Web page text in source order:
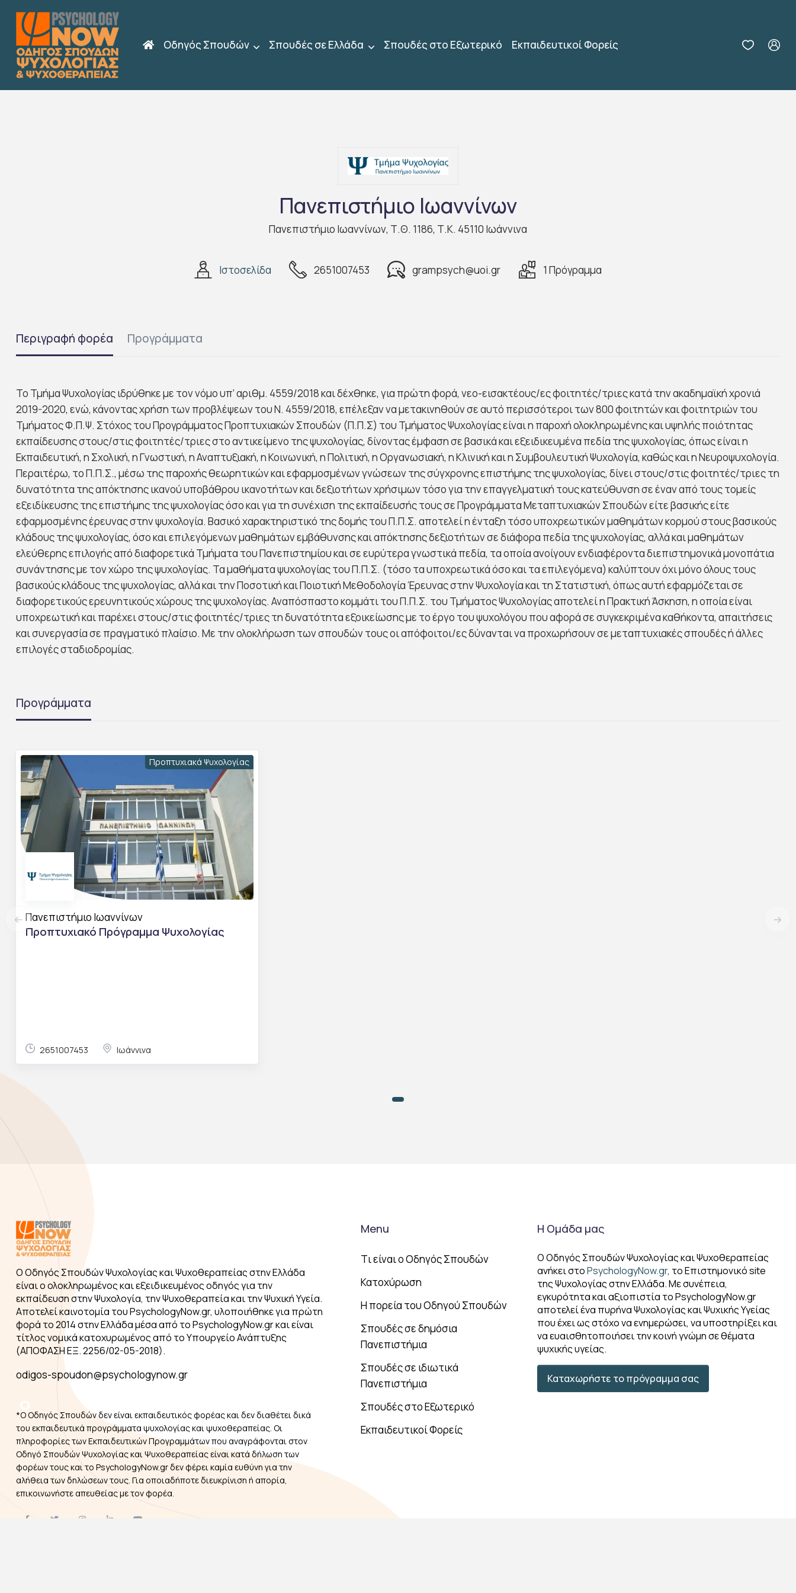
Οδηγός Σπουδών Σπουδές σε Ελλάδα Σπουδές στο Εξωτερικό Εκπαιδευτικοί Φορείς
Πανεπιστήμιο Ιωαννίνων
Πανεπιστήμιο Ιωαννίνων, Τ.Θ. 1186, Τ.Κ. 45110 Ιωάννινα
Ιστοσελίδα 2651007453 grampsych@uoi.gr 1 Πρόγραμμα
Περιγραφή φορέα Προγράμματα
Το Τμήμα Ψυχολογίας ιδρύθηκε με τον νόμο υπ’ αριθμ. 4559/2018 και δέχθηκε, για πρώτη φορά, νεο-εισακτέους/ες φοιτητές/τριες κατά την ακαδημαϊκή χρονιά
2019-2020, ενώ, κάνοντας χρήση των προβλέψεων του Ν. 4559/2018, επέλεξαν να μετακινηθούν σε αυτό περισσότεροι των 800 φοιτητών και φοιτητριών του
Τμήματος Φ.Π.Ψ. Στόχος του Προγράμματος Προπτυχιακών Σπουδών (Π.Π.Σ) του Τμήματος Ψυχολογίας είναι η παροχή ολοκληρωμένης και υψηλής ποιότητας
εκπαίδευσης στους/στις φοιτητές/τριες στο αντικείμενο της ψυχολογίας, δίνοντας έμφαση σε βασικά και εξειδικευμένα πεδία της ψυχολογίας, όπως είναι η
Εκπαιδευτική, η Σχολική, η Γνωστική, η Αναπτυξιακή, η Κοινωνική, η Πολιτική, η Οργανωσιακή, η Κλινική και η Συμβουλευτική Ψυχολογία, καθώς και η Νευροψυχολογία.
Περαιτέρω, το Π.Π.Σ., μέσω της παροχής θεωρητικών και εφαρμοσμένων γνώσεων της σύγχρονης επιστήμης της ψυχολογίας, δίνει στους/στις φοιτητές/τριες τη
δυνατότητα της απόκτησης ικανού υποβάθρου ικανοτήτων και δεξιοτήτων χρήσιμων τόσο για την επαγγελματική τους κατεύθυνση σε έναν από τους τομείς
εξειδίκευσης της επιστήμης της ψυχολογίας όσο και για τη συνέχιση της εκπαίδευσής τους σε Προγράμματα Μεταπτυχιακών Σπουδών είτε βασικής είτε
εφαρμοσμένης έρευνας στην ψυχολογία. Βασικό χαρακτηριστικό της δομής του Π.Π.Σ. αποτελεί η ένταξη τόσο υποχρεωτικών μαθημάτων κορμού στους βασικούς
κλάδους της ψυχολογίας, όσο και επιλεγόμενων μαθημάτων εμβάθυνσης και απόκτησης δεξιοτήτων σε διάφορα πεδία της ψυχολογίας, αλλά και μαθημάτων
ελεύθερης επιλογής από διαφορετικά Τμήματα του Πανεπιστημίου και σε ευρύτερα γνωστικά πεδία, τα οποία ανοίγουν ενδιαφέροντα διεπιστημονικά μονοπάτια
συνάντησης με τον χώρο της ψυχολογίας. Τα μαθήματα ψυχολογίας του Π.Π.Σ. (τόσο τα υποχρεωτικά όσο και τα επιλεγόμενα) καλύπτουν όχι μόνο όλους τους
βασικούς κλάδους της ψυχολογίας, αλλά και την Ποσοτική και Ποιοτική Μεθοδολογία Έρευνας στην Ψυχολογία και τη Στατιστική, όπως αυτή εφαρμόζεται σε
διαφορετικούς ερευνητικούς χώρους της ψυχολογίας. Αναπόσπαστο κομμάτι του Π.Π.Σ. του Τμήματος Ψυχολογίας αποτελεί η Πρακτική Άσκηση, η οποία είναι
υποχρεωτική και παρέχει στους/στις φοιτητές/τριες τη δυνατότητα εξοικείωσης με το έργο του ψυχολόγου που αφορά σε συγκεκριμένα καθήκοντα, απαιτήσεις
και συνεργασία σε πραγματικό πλαίσιο. Με την ολοκλήρωση των σπουδών τους οι απόφοιτοι/ες δύνανται να προχωρήσουν σε μεταπτυχιακές σπουδές ή άλλες
επιλογές σταδιοδρομίας.
Προγράμματα
Προπτυχιακά Ψυχολογίας
Πανεπιστήμιο Ιωαννίνων
Προπτυχιακό Πρόγραμμα Ψυχολογίας
2651007453 Ιωάννινα
Ο Οδηγός Σπουδών Ψυχολογίας και Ψυχοθεραπείας στην Ελλάδα
είναι ο ολοκληρωμένος και εξειδικευμένος οδηγός για την
εκπαίδευση στην Ψυχολογία, την Ψυχοθεραπεία και την Ψυχική Υγεία.
Αποτελεί καινοτομία του PsychologyNow.gr, υλοποιήθηκε για πρώτη
φορά το 2014 στην Ελλάδα μέσα από το PsychologyNow.gr και είναι
τίτλος νομικά κατοχυρωμένος από το Υπουργείο Ανάπτυξης
(ΑΠΟΦΑΣΗ ΕΞ. 2256/02-05-2018).
odigos-spoudon@psychologynow.gr
*Ο Οδηγός Σπουδών δεν είναι εκπαιδευτικός φορέας και δεν διαθέτει δικά
του εκπαιδευτικά προγράμματα ψυχολογίας και ψυχοθεραπείας. Οι
πληροφορίες των Εκπαιδευτικών Προγραμμάτων που αναγράφονται στον
Οδηγό Σπουδών Ψυχολογίας και Ψυχοθεραπείας είναι κατά δήλωση των
φορέων τους και το PsychologyNow.gr δεν φέρει καμία ευθύνη για την
αλήθεια των δηλώσεων τους. Για οποιαδήποτε διευκρίνιση ή απορία,
επικοινωνήστε απευθείας με τον φορέα.
Menu
Tι είναι ο Οδηγός Σπουδών
Κατοχύρωση
Η πορεία του Οδηγού Σπουδών
Σπουδές σε δημόσια
Πανεπιστήμια
Σπουδές σε ιδιωτικά
Πανεπιστήμια
Σπουδές στο Εξωτερικό
Εκπαιδευτικοί Φορείς
Η Ομάδα μας
Ο Οδηγός Σπουδών Ψυχολογίας και Ψυχοθεραπείας
ανήκει στοPsychologyNow.gr, το Επιστημονικό site
της Ψυχολογίας στην Ελλάδα. Με συνέπεια,
εγκυρότητα και αξιοπιστία το PsychologyΝow.gr
αποτελεί ένα πυρήνα Ψυχολογίας και Ψυχικής Υγείας
που έχει ως στόχο να ενημερώσει, να υποστηρίξει και
να ευαισθητοποιήσει την κοινή γνώμη σε θέματα
ψυχικής υγείας.
Καταχωρήστε το πρόγραμμα σας